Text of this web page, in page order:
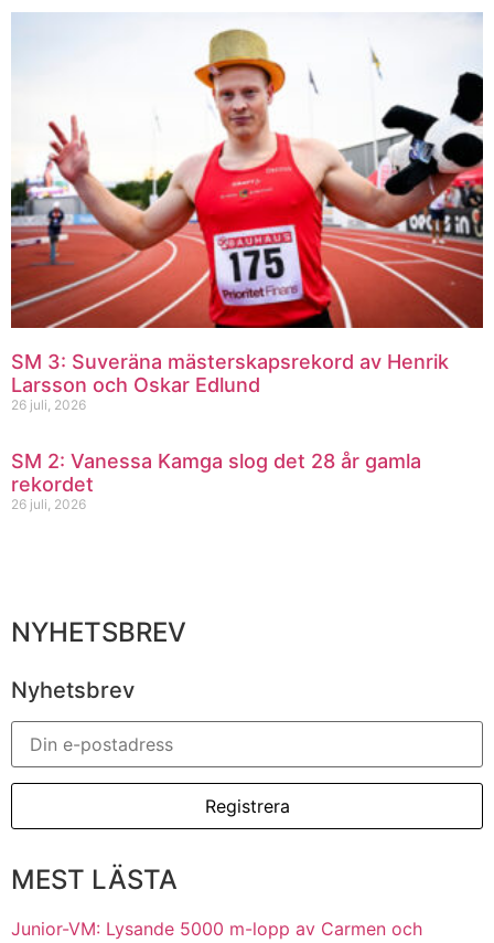
SM 3: Suveräna mästerskapsrekord av Henrik
Larsson och Oskar Edlund
26 juli, 2026
SM 2: Vanessa Kamga slog det 28 år gamla
rekordet
26 juli, 2026
NYHETSBREV
Nyhetsbrev
MEST LÄSTA
Junior-VM: Lysande 5000 m-lopp av Carmen och